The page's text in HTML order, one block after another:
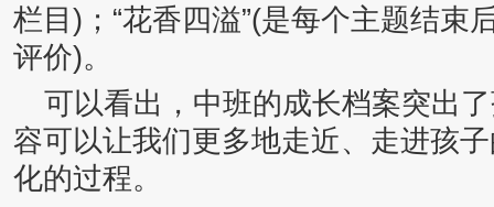
栏目)；“花香四溢”(是每个主题结束
评价)。
可以看出，中班的成长档案突出
容可以让我们更多地走近、走进孩
化的过程。